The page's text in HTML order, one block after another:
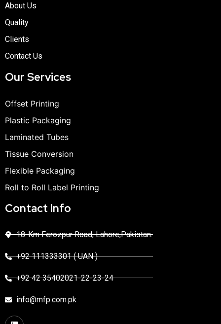
About Us
Quality
Clients
Contact Us
Our Services
Offset Printing
Plastic Packaging
Laminated Tubes
Tissue Conversion
Flexible Packaging
Roll to Roll Label Printing
Contact Info
18-Km Ferozpur Road, Lahore,Pakistan.
+92 111333301 ( UAN )
+92 42 35402021-22-23-24
info@mfp.com.pk